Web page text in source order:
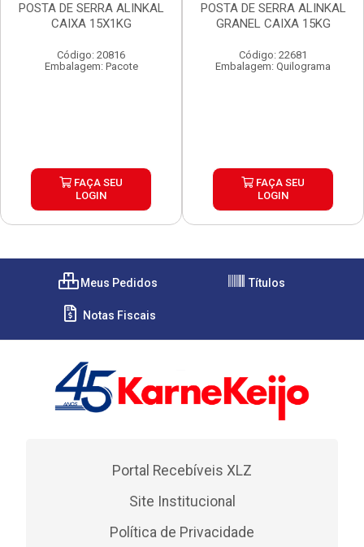
POSTA DE SERRA ALINKAL
CAIXA 15X1KG
Código: 20816
Embalagem: Pacote
FAÇA SEU
LOGIN
POSTA DE SERRA ALINKAL
GRANEL CAIXA 15KG
Código: 22681
Embalagem: Quilograma
FAÇA SEU
LOGIN
Meus Pedidos Títulos
Notas Fiscais
Portal Recebíveis XLZ
Site Institucional
Política de Privacidade